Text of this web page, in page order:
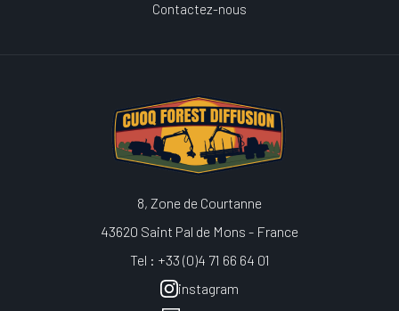
Contactez-nous
8, Zone de Courtanne
43620 Saint Pal de Mons - France
Tel : +33 (0)4 71 66 64 01
instagram